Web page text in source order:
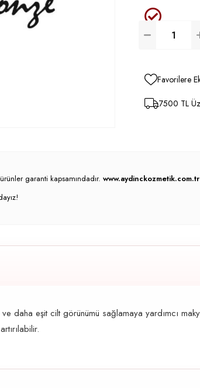
Favorilere
7500 TL
garanti kapsamındadır. www.aydinckozmetik.com.tr
daha eşit cilt görünümü sağlamaya yardımcı